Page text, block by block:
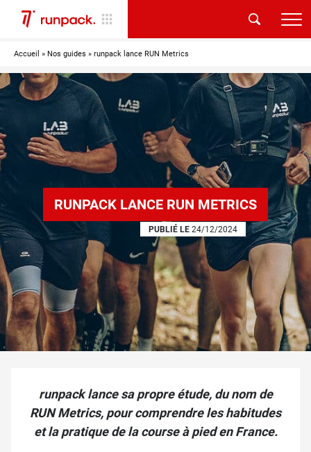
Accueil » Nos guides » runpack lance RUN Metrics
RUNPACK LANCE RUN METRICS
PUBLIÉ LE 24/12/2024
runpack lance sa propre étude, du nom de
RUN Metrics, pour comprendre les habitudes
et la pratique de la course à pied en France.